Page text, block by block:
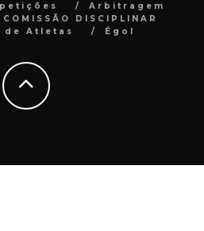
Arbitragem
COMISSÃO DISCIPLINAR
de Atletas
Égol